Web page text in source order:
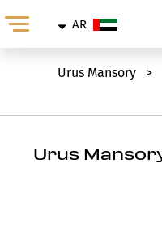
<
Urus Mansory